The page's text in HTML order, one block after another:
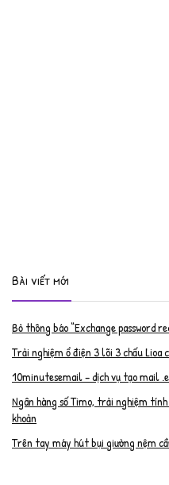
Bài viết mới
Bỏ thông báo “Exchange password
Trải nghiệm ổ điện 3 lõi 3 chấu Lioa
10minutesemail – dịch vụ tạo mail
Ngân hàng số Timo, trải nghiệm
khoản
Trên tay máy hút bụi giường nệm